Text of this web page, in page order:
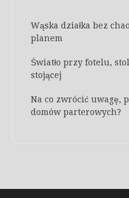
Wąska działka bez
planem
Światło przy fotelu,
stojącej
Na co zwrócić uwagę,
domów parterowych?